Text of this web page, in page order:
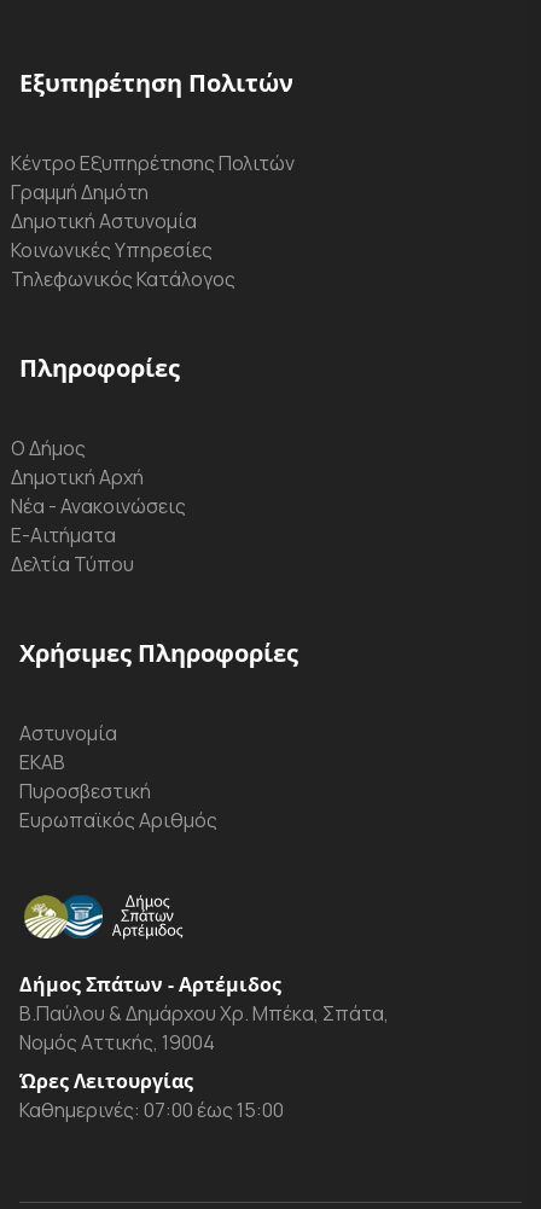
Εξυπηρέτηση Πολιτών
Κέντρο Εξυπηρέτησης Πολιτών
Γραμμή Δημότη
Δημοτική Αστυνομία
Κοινωνικές Υπηρεσίες
Τηλεφωνικός Κατάλογος
Πληροφορίες
Ο Δήμος
Δημοτική Αρχή
Νέα - Ανακοινώσεις
Ε-Αιτήματα
Δελτία Τύπου
Χρήσιμες Πληροφορίες
Αστυνομία
ΕΚΑΒ
Πυροσβεστική
Ευρωπαϊκός Αριθμός
Δήμος Σπάτων - Αρτέμιδος
Β.Παύλου & Δημάρχου Χρ. Μπέκα, Σπάτα,
Νομός Αττικής, 19004
Ώρες Λειτουργίας
Καθημερινές: 07:00 έως 15:00